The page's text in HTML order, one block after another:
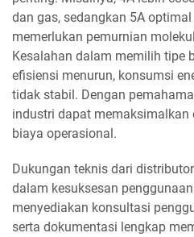
dan gas, sedangkan 5A
memerlukan pemurnian
Kesalahan dalam memilih tipe
efisiensi menurun, konsumsi
tidak stabil. Dengan
industri dapat memaksimalkan
biaya operasional.
Dukungan teknis dari
dalam kesuksesan
menyediakan konsultasi
serta dokumentasi lengkap